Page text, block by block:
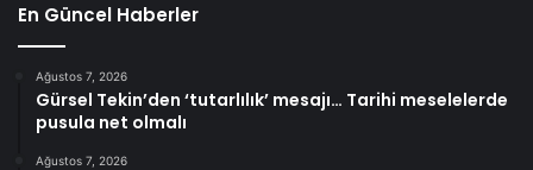
En Güncel Haberler
Ağustos 7, 2026
Gürsel Tekin’den ‘tutarlılık’ mesajı… Tarihi meselelerde
pusula net olmalı
Ağustos 7, 2026